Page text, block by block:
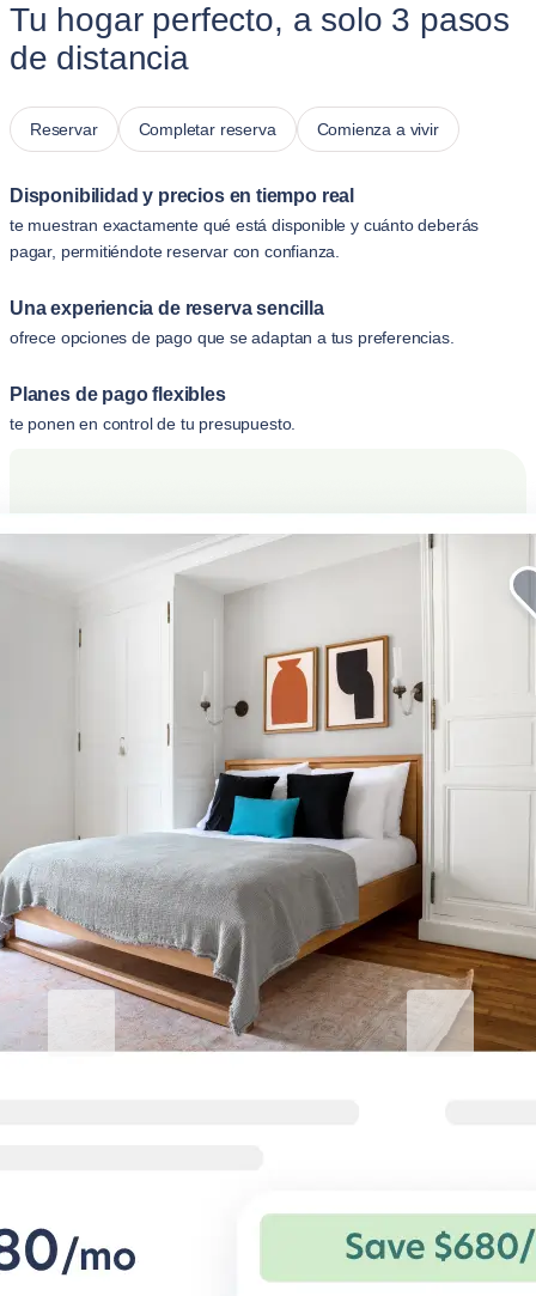
Tu hogar perfecto, a solo 3 pasos
de distancia
Reservar Completar reserva Comienza a vivir
Disponibilidad y precios en tiempo real
te muestran exactamente qué está disponible y cuánto deberás
pagar, permitiéndote reservar con confianza.
Una experiencia de reserva sencilla
ofrece opciones de pago que se adaptan a tus preferencias.
Planes de pago flexibles
te ponen en control de tu presupuesto.
Eleve su estancia corporativa
Condiciones flexibles y hogares
cómodos para viajeros corporativos.
especiales para